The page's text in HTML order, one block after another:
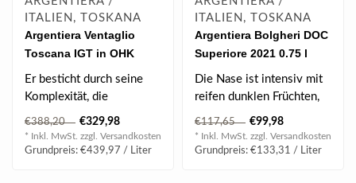
ITALIEN, TOSKANA
Argentiera Ventaglio
Toscana IGT in OHK
2016/18 0.75 l
Er besticht durch seine
Komplexität, die
feingefügte Struktur und
seine große..
€388,20 €329,98
* Inkl. MwSt. zzgl. Versandkosten
Grundpreis: €439,97 / Liter
ITALIEN, TOSKANA
Argentiera Bolgheri DOC
Superiore 2021 0.75 l
Die Nase ist intensiv mit
reifen dunklen Früchten,
süßen Gewürzen und
äther..
€117,65 €99,98
* Inkl. MwSt. zzgl. Versandkosten
Grundpreis: €133,31 / Liter